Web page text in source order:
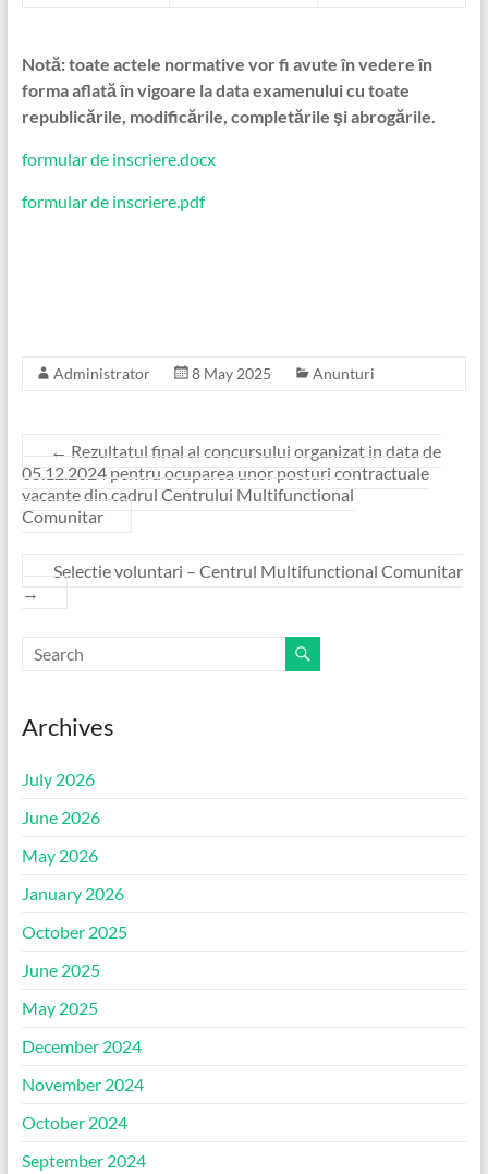
Notă: toate actele normative vor fi avute în vedere în
forma aflată în vigoare la data examenului cu toate
republicările, modificările, completările şi abrogările.
formular de inscriere.docx
formular de inscriere.pdf
Administrator 8 May 2025 Anunturi
← Rezultatul final al concursului organizat in data de
05.12.2024 pentru ocuparea unor posturi contractuale
vacante din cadrul Centrului Multifunctional
Comunitar
Selectie voluntari – Centrul Multifunctional Comunitar
→
Archives
July 2026
June 2026
May 2026
January 2026
October 2025
June 2025
May 2025
December 2024
November 2024
October 2024
September 2024